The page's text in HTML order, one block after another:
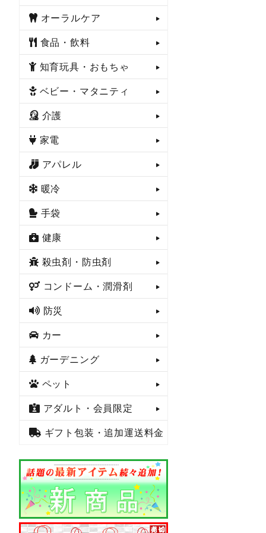
オーラルケア
食品・飲料
知育玩具・おもちゃ
ベビー・マタニティ
介護
家電
アパレル
暖冷
手袋
健康
殺虫剤・防虫剤
コンドーム・潤滑剤
防災
カー
ガーデニング
ペット
アダルト・会員限定
ギフト包装・追加運送料金